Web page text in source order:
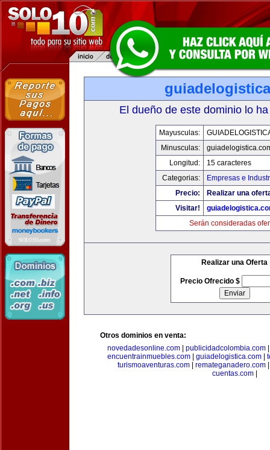
El dueño de este dominio lo
Mayusculas:
Minusculas:
Longitud:
15 caracteres
Categorias:
Empresas e
Precio:
Realizar una
Visitar!
Serán consideradas
Realizar una Oferta
Precio Ofrecido $
Otros dominios en venta:
novedadesonline.com
publicidadcolombia.com
encuentrainmuebles.com| guiadelogistica.com|
turismoaventuras.com| remateganadero.com
cuentas.com|